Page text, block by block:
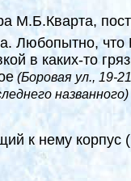
М.Б.Кварта,
Любопытно,
в каких-то
(Боровая ул., 19-
названного)
к нему